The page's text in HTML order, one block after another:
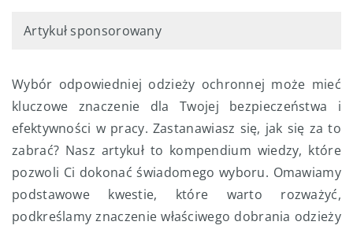
Artykuł sponsorowany
Wybór odpowiedniej odzieży ochronnej może mieć
kluczowe znaczenie dla Twojej bezpieczeństwa i
efektywności w pracy. Zastanawiasz się, jak się za to
zabrać? Nasz artykuł to kompendium wiedzy, które
pozwoli Ci dokonać świadomego wyboru. Omawiamy
podstawowe kwestie, które warto rozważyć,
podkreślamy znaczenie właściwego dobrania odzieży